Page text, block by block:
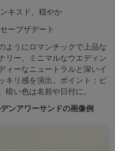
キスド、穏やか
ーブザデート
ようにロマンチックで上品な
リー、ミニマルなウエディン
ィーなニュートラルと深いイ
キリ感を演出。ポイント：ピ
暗い色は名前や日付に。
ンアワーサンドの画像例